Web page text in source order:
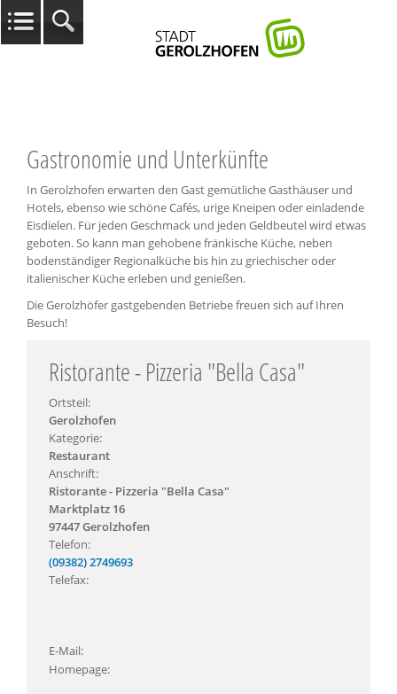
Gastronomie und Unterkünfte
In Gerolzhofen erwarten den Gast gemütliche Gasthäuser und
Hotels, ebenso wie schöne Cafés, urige Kneipen oder einladende
Eisdielen. Für jeden Geschmack und jeden Geldbeutel wird etwas
geboten. So kann man gehobene fränkische Küche, neben
bodenständiger Regionalküche bis hin zu griechischer oder
italienischer Küche erleben und genießen.
Die Gerolzhöfer gastgebenden Betriebe freuen sich auf Ihren
Besuch!
Ristorante - Pizzeria "Bella Casa"
Ortsteil:
Gerolzhofen
Kategorie:
Restaurant
Anschrift:
Ristorante - Pizzeria "Bella Casa"
Marktplatz 16
97447 Gerolzhofen
Telefon:
(09382) 2749693
Telefax:
E-Mail:
Homepage: